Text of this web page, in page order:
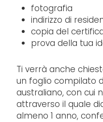
fotografia
indirizzo di
copia del
prova della tua
Ti verrà anche
un foglio compilato
australiano, con cui
attraverso il quale
almeno 1 anno,